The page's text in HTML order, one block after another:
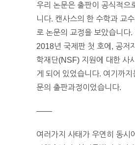
우리 논문은 출판이 공식적으
니다. 캔사스의 한 수학과 교
로 논문의 교정을 보았습니다.
2018년 국제판 첫 호에, 공저
학재단(NSF) 지원에 대한 사
게 되어 있었습니다. 여기까
문의 출판과정이었습니다.
——
여러가지 사태가 우연히 동시